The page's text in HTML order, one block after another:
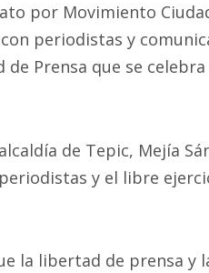
por Movimiento
periodistas y
Prensa que se celebra
de Tepic, Mejía
y el libre
la libertad de prensa y